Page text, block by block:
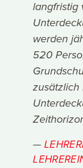
langfristig
werden
520
zusätzlich